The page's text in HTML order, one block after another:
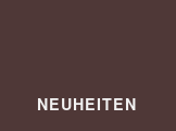
NEUHEITEN